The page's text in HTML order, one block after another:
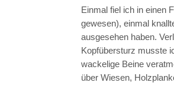
Einmal fiel ich in einen
gewesen), einmal
ausgesehen haben.
Kopfübersturz musste
wackelige Beine
über Wiesen,